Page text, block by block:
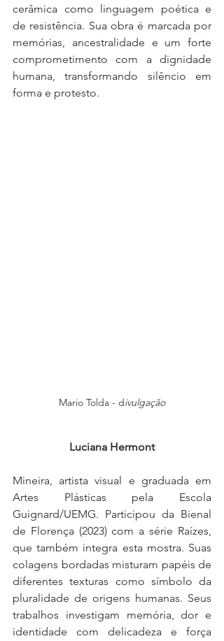
cerâmica como linguagem poética e
de resistência. Sua obra é marcada por
memórias, ancestralidade e um forte
comprometimento com a dignidade
humana, transformando silêncio em
forma e protesto.
Mario Tolda - divulgação
Luciana Hermont
Mineira, artista visual e graduada em
Artes Plásticas pela Escola
Guignard/UEMG. Participou da Bienal
de Florença (2023) com a série Raízes,
que também integra esta mostra. Suas
colagens bordadas misturam papéis de
diferentes texturas como símbolo da
pluralidade de origens humanas. Seus
trabalhos investigam memória, dor e
identidade com delicadeza e força